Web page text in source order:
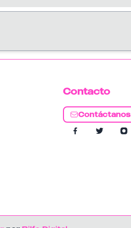
millones de "Me gusta".
Contacto
Contáctanos